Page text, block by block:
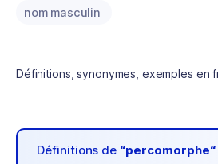
nom masculin
Définitions, synonymes, exemples en
Définitions de “percomorphe“